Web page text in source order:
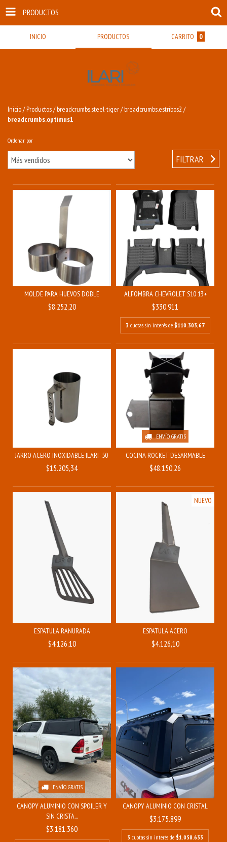
PRODUCTOS
INICIO PRODUCTOS CARRITO 0
Inicio/Productos/breadcrumbs.steel-tiger/breadcrumbs.estribos2 /
breadcrumbs.optimus1
Ordenar por
FILTRAR
MOLDE PARA HUEVOS DOBLE
$8.252,20
ALFOMBRA CHEVROLET S10 13+
$330.911
3 cuotas sin interés de $110.303,67
JARRO ACERO INOXIDABLE ILARI- 500ML
$15.205,34
ENVÍO GRATIS
COCINA ROCKET DESARMABLE
$48.150,26
ESPATULA RANURADA
$4.126,10
NUEVO
ESPATULA ACERO
$4.126,10
ENVÍO GRATIS
CANOPY ALUMINIO CON SPOILER Y
SIN CRISTA...
$3.181.360
CANOPY ALUMINIO CON CRISTAL
$3.175.899
3 cuotas sin interés de $1.058.633